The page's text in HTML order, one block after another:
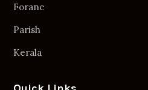
Forane
Parish
Kerala